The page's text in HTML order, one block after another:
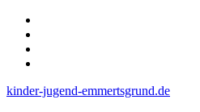
form
footer
kinder-jugend-emmertsgrund.de